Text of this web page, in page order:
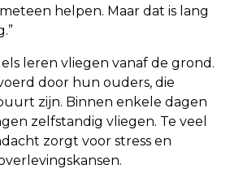
helpen. Maar dat is lang
leren vliegen vanaf de grond.
door hun ouders, die
zijn. Binnen enkele dagen
zelfstandig vliegen. Te veel
zorgt voor stress en